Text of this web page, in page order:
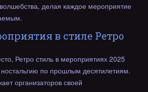
делая каждое мероприятие
в стиле Ретро
Ретро стиль в мероприятиях 2025
ностальгию по прошлым десятилетиям.
организаторов своей